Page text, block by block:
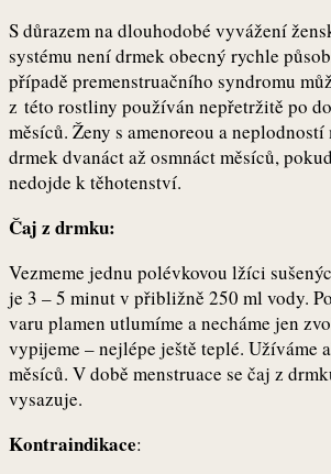
S důrazem na dlouhodobé vyvážení
systému není drmek obecný rychle
případě premenstruačního syndromu
z této rostliny používán nepřetržitě po
měsíců. Ženy s amenoreou a
drmek dvanáct až osmnáct měsíců,
nedojde k těhotenství.
Čaj z drmku:
Vezmeme jednu polévkovou lžíci
je 3 – 5 minut v přibližně 250 ml vody.
varu plamen utlumíme a necháme jen
vypijeme – nejlépe ještě teplé. Užíváme
měsíců. V době menstruace se čaj z
vysazuje.
Kontraindikace: